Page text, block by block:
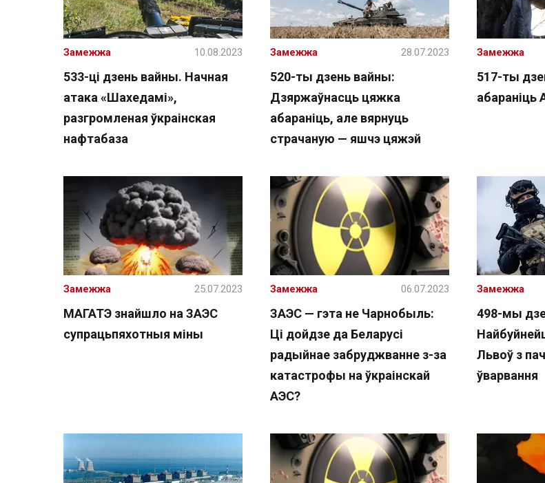
533-ці дзень вайны. Начная
атака «Шахедамі»,
разгромленая ўкраінская
нафтабаза
Замежжа 10.08.2023
520-ты дзень вайны:
Дзяржаўнасць цяжка
абараніць, але вярнуць
страчаную — яшчэ цяжэй
Замежжа 28.07.2023
517-ты
абараніць
Замежжа
МАГАТЭ знайшло на ЗАЭС
супрацьпяхотныя міны
Замежжа 25.07.2023
ЗАЭС — гэта не Чарнобыль:
Ці дойдзе да Беларусі
радыйнае забруджванне з-за
катастрофы на ўкраінскай
АЭС?
Замежжа 06.07.2023
498-мы
Львоў з
ўварвання
Замежжа